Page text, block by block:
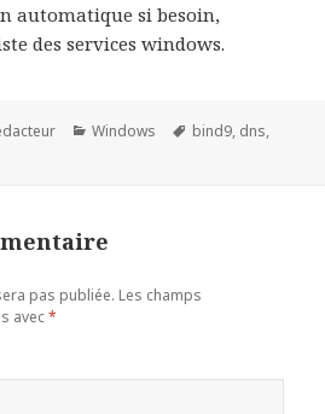
automatique si besoin,
des services windows.
Catégories
Windows
Mots-
bind9, dns,
pas publiée. Les champs
avec*